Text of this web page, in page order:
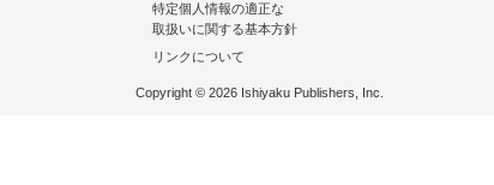
特定個人情報の適正な
取扱いに関する基本方針
リンクについて
Copyright © 2026 Ishiyaku Publishers, Inc.